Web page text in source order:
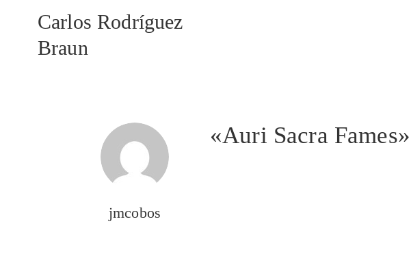
Carlos Rodríguez
Braun
jmcobos
«Auri Sacra Fames»